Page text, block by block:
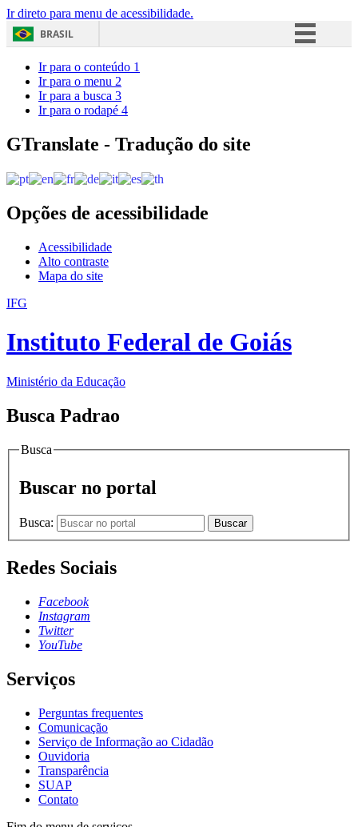
Ir direto para menu de acessibilidade.
BRASIL
Acesso à informação
Ir para o conteúdo 1
Ir para o menu 2
Ir para a busca 3
Ir para o rodapé 4
GTranslate - Tradução do site
Opções de acessibilidade
Acessibilidade
Alto contraste
Mapa do site
IFG
Instituto Federal de Goiás
Ministério da Educação
Busca Padrao
Busca
Buscar no portal
Busca: Buscar
Redes Sociais
Facebook
Instagram
Twitter
YouTube
Serviços
Perguntas frequentes
Comunicação
Serviço de Informação ao Cidadão
Ouvidoria
Transparência
SUAP
Contato